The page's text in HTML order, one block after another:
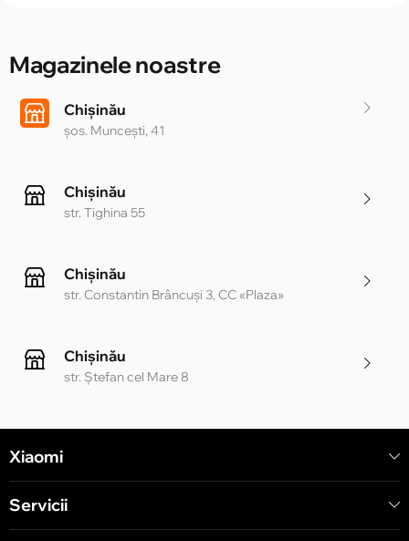
Magazinele noastre
Chișinău
șos. Muncești, 41
Chișinău
str. Tighina 55
Chișinău
str. Constantin Brâncuși 3, CC «Plaza»
Chișinău
str. Ștefan cel Mare 8
Xiaomi
Servicii